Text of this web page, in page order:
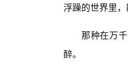
浮躁的世界里
那种在万
醉。